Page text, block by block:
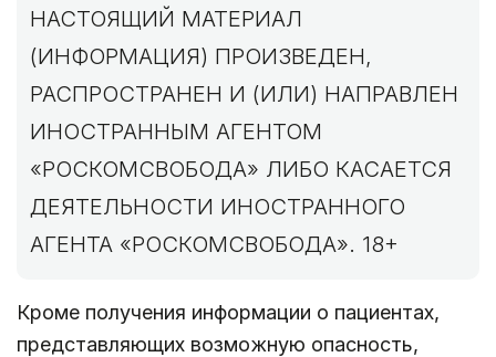
НАСТОЯЩИЙ МАТЕРИАЛ
(ИНФОРМАЦИЯ) ПРОИЗВЕДЕН,
РАСПРОСТРАНЕН И (ИЛИ) НАПРАВЛЕН
ИНОСТРАННЫМ АГЕНТОМ
«РОСКОМСВОБОДА» ЛИБО КАСАЕТСЯ
ДЕЯТЕЛЬНОСТИ ИНОСТРАННОГО
АГЕНТА «РОСКОМСВОБОДА». 18+
Кроме получения информации о пациентах,
представляющих возможную опасность,